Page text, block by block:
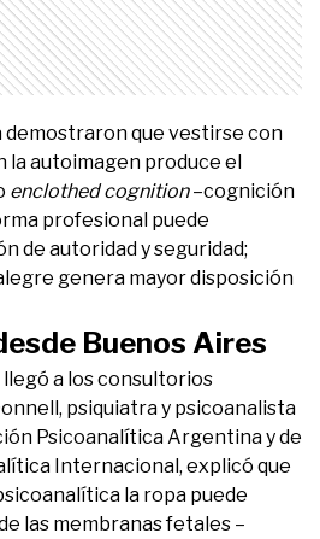
demostraron que vestirse con
la autoimagen produce el
enclothed cognition–cognición
profesional puede
de autoridad y seguridad;
genera mayor disposición
Buenos Aires
a los consultorios
psiquiatra y psicoanalista
Psicoanalítica Argentina y de
Internacional, explicó que
la ropa puede
las membranas fetales –